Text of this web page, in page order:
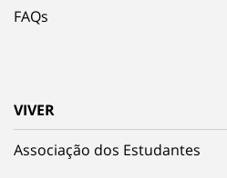
FAQs
VIVER
Associação dos Estudantes